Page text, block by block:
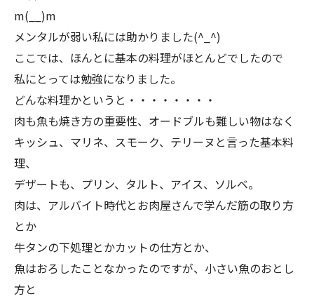
m(__)m
メンタルが弱い私には助かりました(^_^)
ここでは、ほんとに基本の料理がほとんどでしたので
私にとっては勉強になりました。
どんな料理かというと・・・・・・・・
肉も魚も焼き方の重要性、オードブルも難しい物はなく
キッシュ、マリネ、スモーク、テリーヌと言った基本料
理、
デザートも、プリン、タルト、アイス、ソルベ。
肉は、アルバイト時代とお肉屋さんで学んだ筋の取り方
とか
牛タンの下処理とかカットの仕方とか、
魚はおろしたことなかったのですが、小さい魚のおとし
方と